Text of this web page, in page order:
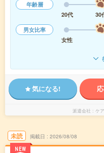
年齢層
20代
30
男女比率
女性
気になる!
派遣会社 ケ
未読
NEW
掲載日 2026/08/08